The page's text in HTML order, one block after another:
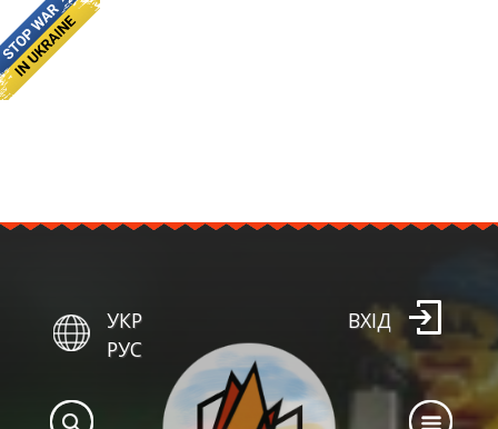
УКР
РУС
ВХІД